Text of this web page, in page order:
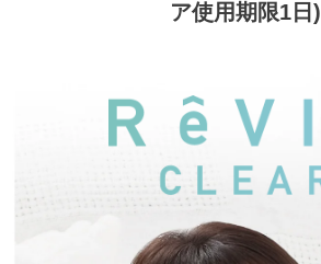
ア使用期限1日)